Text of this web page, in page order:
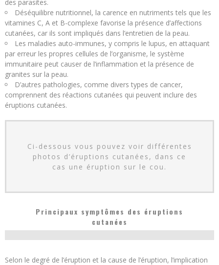
des parasites.
Déséquilibre nutritionnel, la carence en nutriments tels que les
vitamines C, A et B-complexe favorise la présence d’affections
cutanées, car ils sont impliqués dans l’entretien de la peau.
Les maladies auto-immunes, y compris le lupus, en attaquant
par erreur les propres cellules de l’organisme, le système
immunitaire peut causer de l’inflammation et la présence de
granites sur la peau.
D’autres pathologies, comme divers types de cancer,
comprennent des réactions cutanées qui peuvent inclure des
éruptions cutanées.
Ci-dessous vous pouvez voir différentes
photos d’éruptions cutanées, dans ce
cas une éruption sur le cou.
Principaux symptômes des éruptions
cutanées
Selon le degré de l’éruption et la cause de l’éruption, l’implication